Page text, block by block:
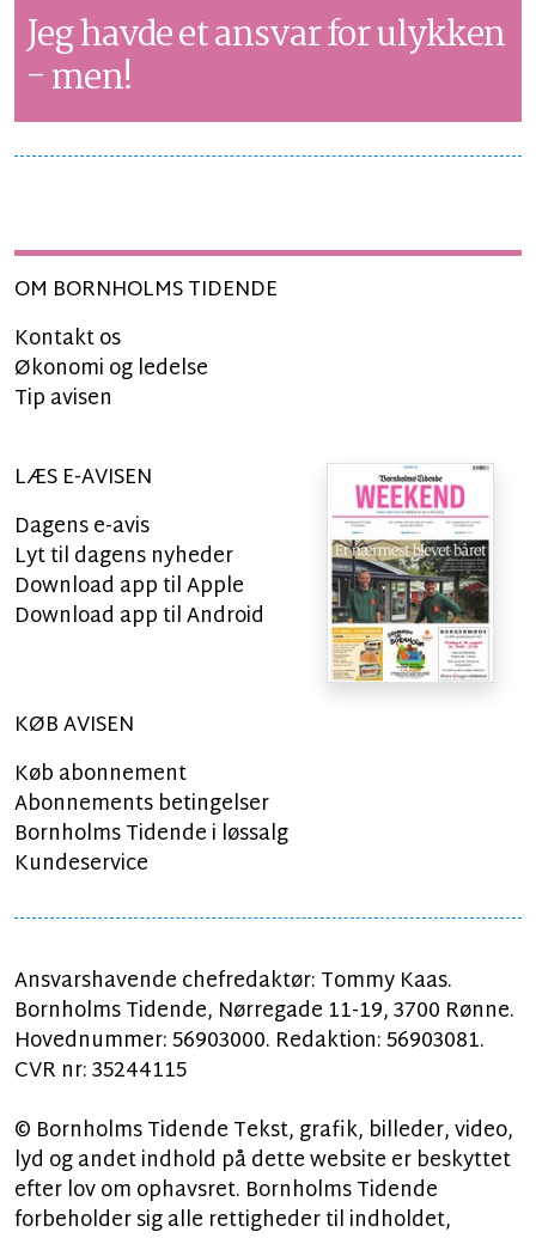
Jeg havde et ansvar for ulykken
- men!
OM BORNHOLMS TIDENDE
Kontakt os
Økonomi og ledelse
Tip avisen
LÆS E-AVISEN
Dagens e-avis
Lyt til dagens nyheder
Download app til Apple
Download app til Android
KØB AVISEN
Køb abonnement
Abonnements betingelser
Bornholms Tidende i løssalg
Kundeservice
Ansvarshavende chefredaktør: Tommy Kaas.
Bornholms Tidende, Nørregade 11-19, 3700 Rønne.
Hovednummer: 56903000. Redaktion: 56903081.
CVR nr: 35244115
© Bornholms Tidende Tekst, grafik, billeder, video,
lyd og andet indhold på dette website er beskyttet
efter lov om ophavsret. Bornholms Tidende
forbeholder sig alle rettigheder til indholdet,